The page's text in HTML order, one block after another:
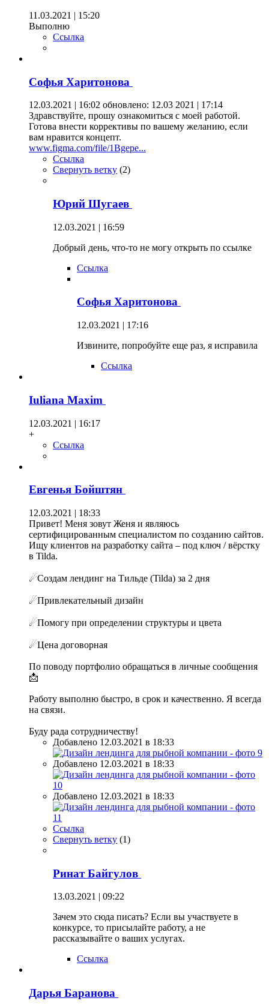
11.03.2021 | 15:20
Выполню
Ссылка
Софья Харитонова
12.03.2021 | 16:02 обновлено: 12.03 2021 | 17:14
Здравствуйте, прошу ознакомиться с моей работой.
Готова внести коррективы по вашему желанию, если
вам нравится концепт.
www.figma.com/file/1Bgepe...
Ссылка
Свернуть ветку (2)
Юрий Шугаев
12.03.2021 | 16:59
Добрый день, что-то не могу открыть по ссылке
Ссылка
Софья Харитонова
12.03.2021 | 17:16
Извините, попробуйте еще раз, я исправила
Ссылка
Iuliana Maxim
12.03.2021 | 16:17
+
Ссылка
Евгенья Бойштян
12.03.2021 | 18:33
Привет! Меня зовут Женя и являюсь
сертифицированным специалистом по созданию сайтов.
Ищу клиентов на разработку сайта – под ключ / вёрстку
в Tilda.
☄Создам лендинг на Тильде (Tilda) за 2 дня
☄Привлекательный дизайн
☄Помогу при определении структуры и цвета
☄Цена договорная
По поводу портфолио обращаться в личные сообщения
📩
Работу выполню быстро, в срок и качественно. Я всегда
на связи.
Буду рада сотрудничеству!
Добавлено 12.03.2021 в 18:33
Добавлено 12.03.2021 в 18:33
Добавлено 12.03.2021 в 18:33
Ссылка
Свернуть ветку (1)
Ринат Байгулов
13.03.2021 | 09:22
Зачем это сюда писать? Если вы участвуете в
конкурсе, то присылайте работу, а не
рассказывайте о ваших услугах.
Ссылка
Дарья Баранова